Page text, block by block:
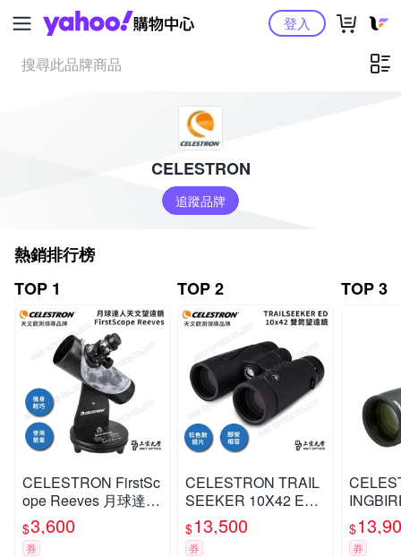
Yahoo購物中心登入
CELESTRON
追蹤品牌
熱銷排行榜
TOP 1
CELESTRON FirstSc
ope Reeves 月球達人
教學用天文望遠鏡 -
上宸光學台灣總代理
$3,600
券
TOP 2
CELESTRON TRAIL
SEEKER 10X42 ED
雙筒望遠鏡 - 上宸光
學台灣總代理
$13,500
券
TOP 3
D單筒
學台灣
$
券